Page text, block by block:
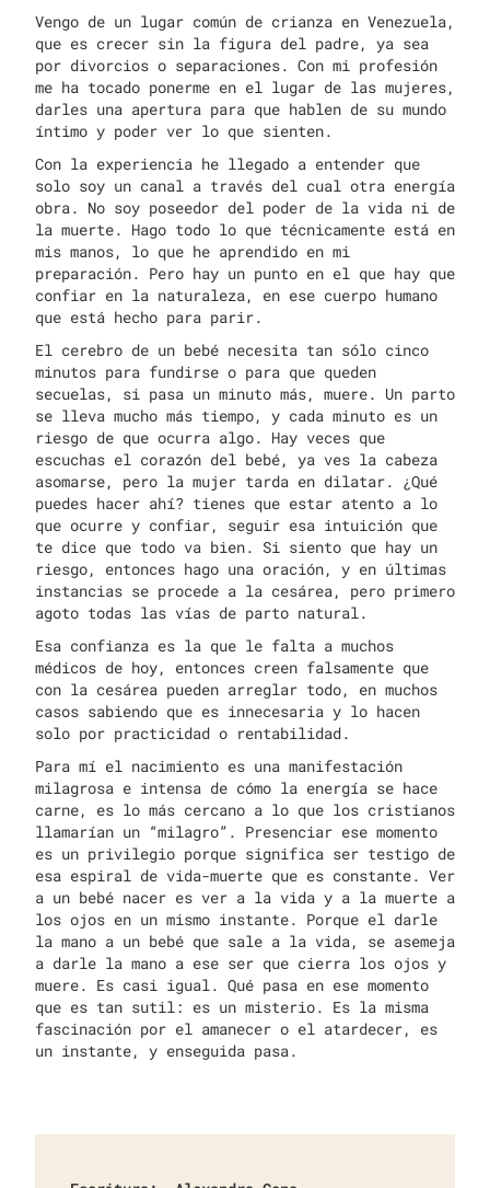
Vengo de un lugar común de crianza en Venezuela,
que es crecer sin la figura del padre, ya sea
por divorcios o separaciones. Con mi profesión
me ha tocado ponerme en el lugar de las mujeres,
darles una apertura para que hablen de su mundo
íntimo y poder ver lo que sienten.
Con la experiencia he llegado a entender que
solo soy un canal a través del cual otra energía
obra. No soy poseedor del poder de la vida ni de
la muerte. Hago todo lo que técnicamente está en
mis manos, lo que he aprendido en mi
preparación. Pero hay un punto en el que hay que
confiar en la naturaleza, en ese cuerpo humano
que está hecho para parir.
El cerebro de un bebé necesita tan sólo cinco
minutos para fundirse o para que queden
secuelas, si pasa un minuto más, muere. Un parto
se lleva mucho más tiempo, y cada minuto es un
riesgo de que ocurra algo. Hay veces que
escuchas el corazón del bebé, ya ves la cabeza
asomarse, pero la mujer tarda en dilatar. ¿Qué
puedes hacer ahí? tienes que estar atento a lo
que ocurre y confiar, seguir esa intuición que
te dice que todo va bien. Si siento que hay un
riesgo, entonces hago una oración, y en últimas
instancias se procede a la cesárea, pero primero
agoto todas las vías de parto natural.
Esa confianza es la que le falta a muchos
médicos de hoy, entonces creen falsamente que
con la cesárea pueden arreglar todo, en muchos
casos sabiendo que es innecesaria y lo hacen
solo por practicidad o rentabilidad.
Para mí el nacimiento es una manifestación
milagrosa e intensa de cómo la energía se hace
carne, es lo más cercano a lo que los cristianos
llamarían un “milagro”. Presenciar ese momento
es un privilegio porque significa ser testigo de
esa espiral de vida-muerte que es constante. Ver
a un bebé nacer es ver a la vida y a la muerte a
los ojos en un mismo instante. Porque el darle
la mano a un bebé que sale a la vida, se asemeja
a darle la mano a ese ser que cierra los ojos y
muere. Es casi igual. Qué pasa en ese momento
que es tan sutil: es un misterio. Es la misma
fascinación por el amanecer o el atardecer, es
un instante, y enseguida pasa.